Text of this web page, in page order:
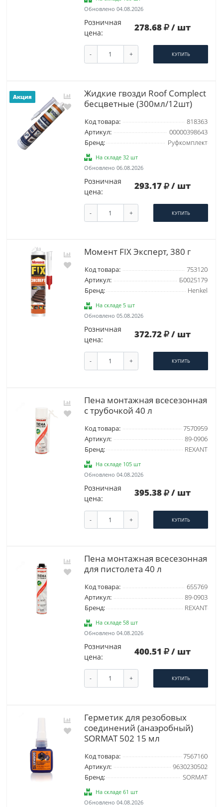
Обновлено 04.08.2026
Розничная
цена:
278.68 / шт
- + КУПИТЬ
Акция
Жидкие гвозди Roof Complect
бесцветные (300мл/12шт)
Код товара:
818363
Артикул:
00000398643
Бренд:
Руфкомплект
На складе 32 шт
Обновлено 06.08.2026
Розничная
цена:
293.17 / шт
- + КУПИТЬ
Момент FIX Эксперт, 380 г
Код товара:
753120
Артикул:
Б0025179
Бренд:
Henkel
На складе 5 шт
Обновлено 05.08.2026
Розничная
цена:
372.72 / шт
- + КУПИТЬ
Пена монтажная всесезонная
с трубочкой 40 л
Код товара:
7570959
Артикул:
89-0906
Бренд:
REXANT
На складе 105 шт
Обновлено 04.08.2026
Розничная
цена:
395.38 / шт
- + КУПИТЬ
Пена монтажная всесезонная
для пистолета 40 л
Код товара:
655769
Артикул:
89-0903
Бренд:
REXANT
На складе 58 шт
Обновлено 04.08.2026
Розничная
цена:
400.51 / шт
- + КУПИТЬ
Герметик для резобовых
соединений (анаэробный)
SORMAT 502 15 мл
Код товара:
7567160
Артикул:
9630230502
Бренд:
SORMAT
На складе 61 шт
Обновлено 04.08.2026